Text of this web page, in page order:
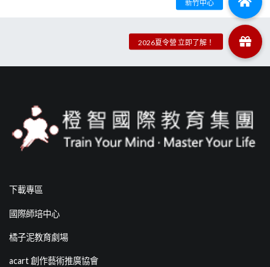
下載專區
國際師培中心
橘子泥教育劇場
acart 創作藝術推廣協會